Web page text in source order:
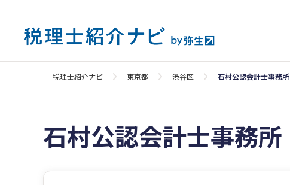
税理士紹介ナビ 東京都 渋谷区 石村公認会計士事務所
石村公認会計士事務所